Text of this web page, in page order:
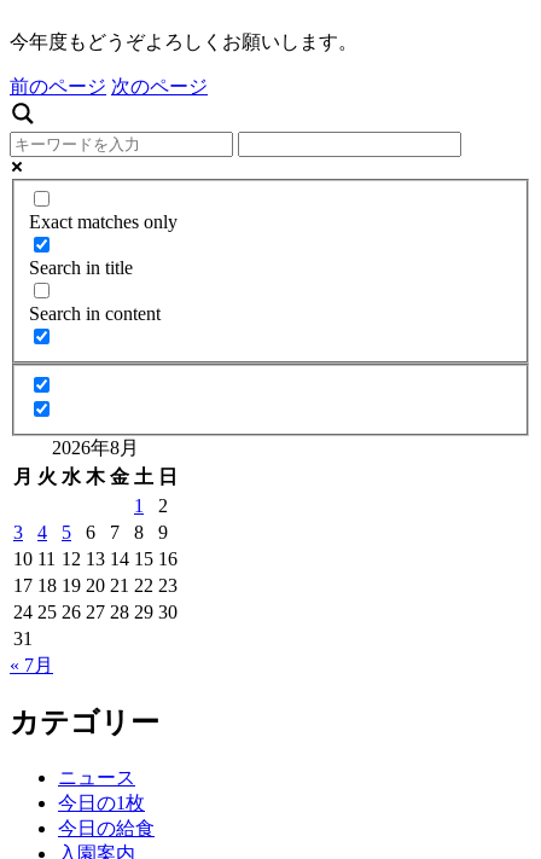
今年度もどうぞよろしくお願いします。
前のページ 次のページ
Exact matches only
Search in title
Search in content
2026年8月
月 火 水 木 金 土 日
1
2
3
4 5 6 7 8
9
10 11 12 13 14 15 16
17 18 19 20 21 22 23
24 25 26 27 28 29 30
31
« 7月
カテゴリー
ニュース
今日の1枚
今日の給食
入園案内